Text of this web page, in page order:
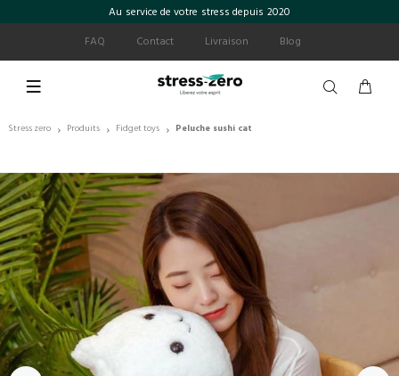
Au service de votre stress depuis 2020
FAQ
Contact Livraison Blog
Stress zero › Produits › Fidget toys › Peluche sushi cat